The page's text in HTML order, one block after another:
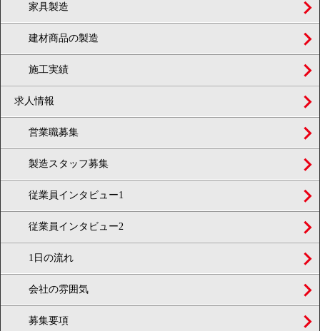
家具製造
建材商品の製造
施工実績
求人情報
営業職募集
製造スタッフ募集
従業員インタビュー1
従業員インタビュー2
1日の流れ
会社の雰囲気
募集要項